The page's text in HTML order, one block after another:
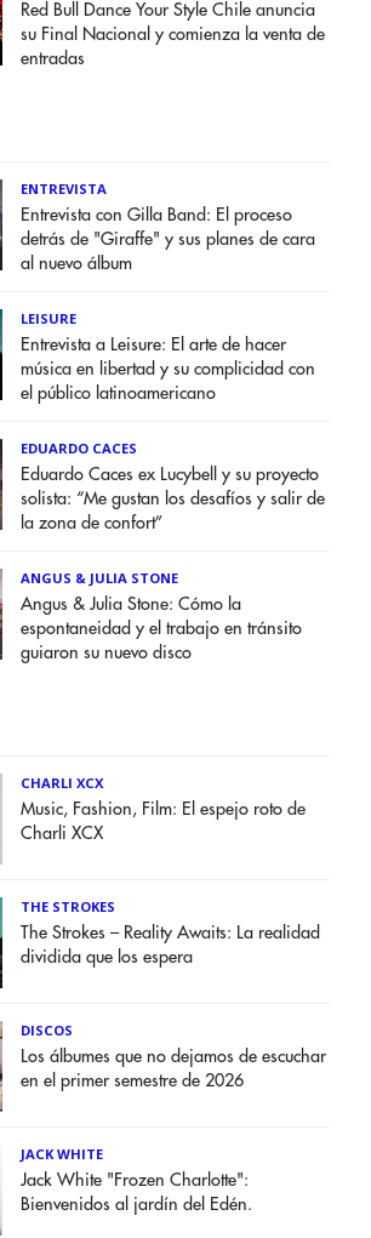
Red Bull Dance Your Style Chile anuncia
su Final Nacional y comienza la venta de
entradas
ENTREVISTA
Entrevista con Gilla Band: El proceso
detrás de "Giraffe" y sus planes de cara
al nuevo álbum
LEISURE
Entrevista a Leisure: El arte de hacer
música en libertad y su complicidad con
el público latinoamericano
EDUARDO CACES
Eduardo Caces ex Lucybell y su proyecto
solista: “Me gustan los desafíos y salir de
la zona de confort”
ANGUS & JULIA STONE
Angus & Julia Stone: Cómo la
espontaneidad y el trabajo en tránsito
guiaron su nuevo disco
CHARLI XCX
Music, Fashion, Film: El espejo roto de
Charli XCX
THE STROKES
The Strokes – Reality Awaits: La realidad
dividida que los espera
DISCOS
Los álbumes que no dejamos de escuchar
en el primer semestre de 2026
JACK WHITE
Jack White "Frozen Charlotte":
Bienvenidos al jardín del Edén.